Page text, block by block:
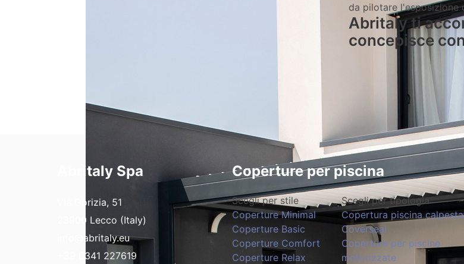
da pilotare l'esposizione
Abritaly ti
concepisce
Abritaly Spa
Via Gorizia, 51
23900 Lecco (Italy)
info@abritaly.eu
+39 0341 227619
Coperture per piscina
Scegli per stile
Coperture Minimal
Coperture Basic
Coperture Comfort
Coperture Relax
Scegli per tipologia
Copertura piscina
Coverseal
Coperture per piscine
motorizzate